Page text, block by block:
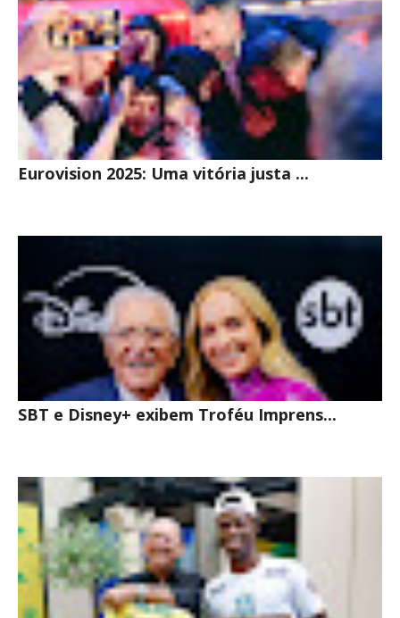
Eurovision 2025: Uma vitória justa ...
SBT e Disney+ exibem Troféu Imprens...